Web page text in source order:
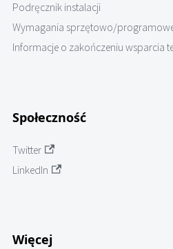
Podręcznik instalacji
Wymagania sprzętowo/
Informacje o zakończeniu wsparcia
Społeczność
Twitter
LinkedIn
Więcej